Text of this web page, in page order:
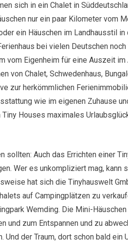
sich in ein Chalet in
nur ein paar Kilometer vom
ein Häuschen im Landhausstil
bei vielen Deutschen
vom Eigenheim für eine Auszeit
von Chalet, Schwedenhaus,
zur herkömmlichen
wie im eigenen Zuhause
Houses maximales
sollten: Auch das Errichten einer
Wer es unkompliziert mag, kann
hat sich die Tinyhauswelt
auf Campingplätzen zu
Wemding. Die Mini-
und zum Entspannen und zu
Und der Traum, dort schon bald ein